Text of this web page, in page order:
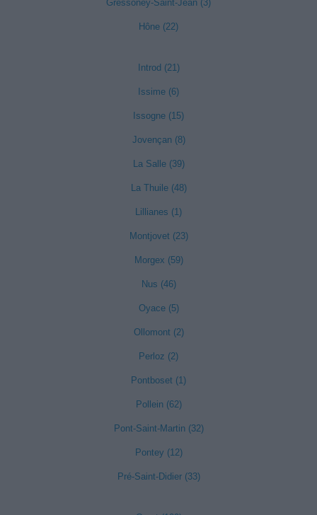
Gressoney-Saint-Jean (3)
Hône (22)
Introd (21)
Issime (6)
Issogne (15)
Jovençan (8)
La Salle (39)
La Thuile (48)
Lillianes (1)
Montjovet (23)
Morgex (59)
Nus (46)
Oyace (5)
Ollomont (2)
Perloz (2)
Pontboset (1)
Pollein (62)
Pont-Saint-Martin (32)
Pontey (12)
Pré-Saint-Didier (33)